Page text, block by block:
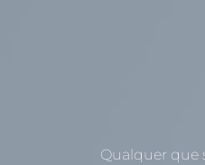
Qualquer que